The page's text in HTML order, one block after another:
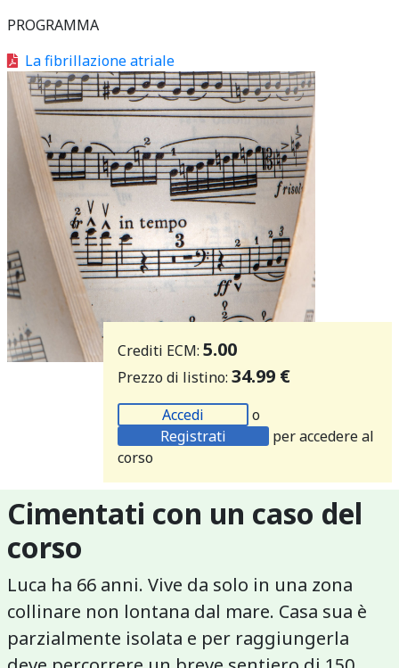
PROGRAMMA
La fibrillazione atriale
Crediti ECM: 5.00
Prezzo di listino: 34.99 €
Accedi
o
Registrati
per accedere al
corso
Cimentati con un caso del
corso
Luca ha 66 anni. Vive da solo in una zona
collinare non lontana dal mare. Casa sua è
parzialmente isolata e per raggiungerla